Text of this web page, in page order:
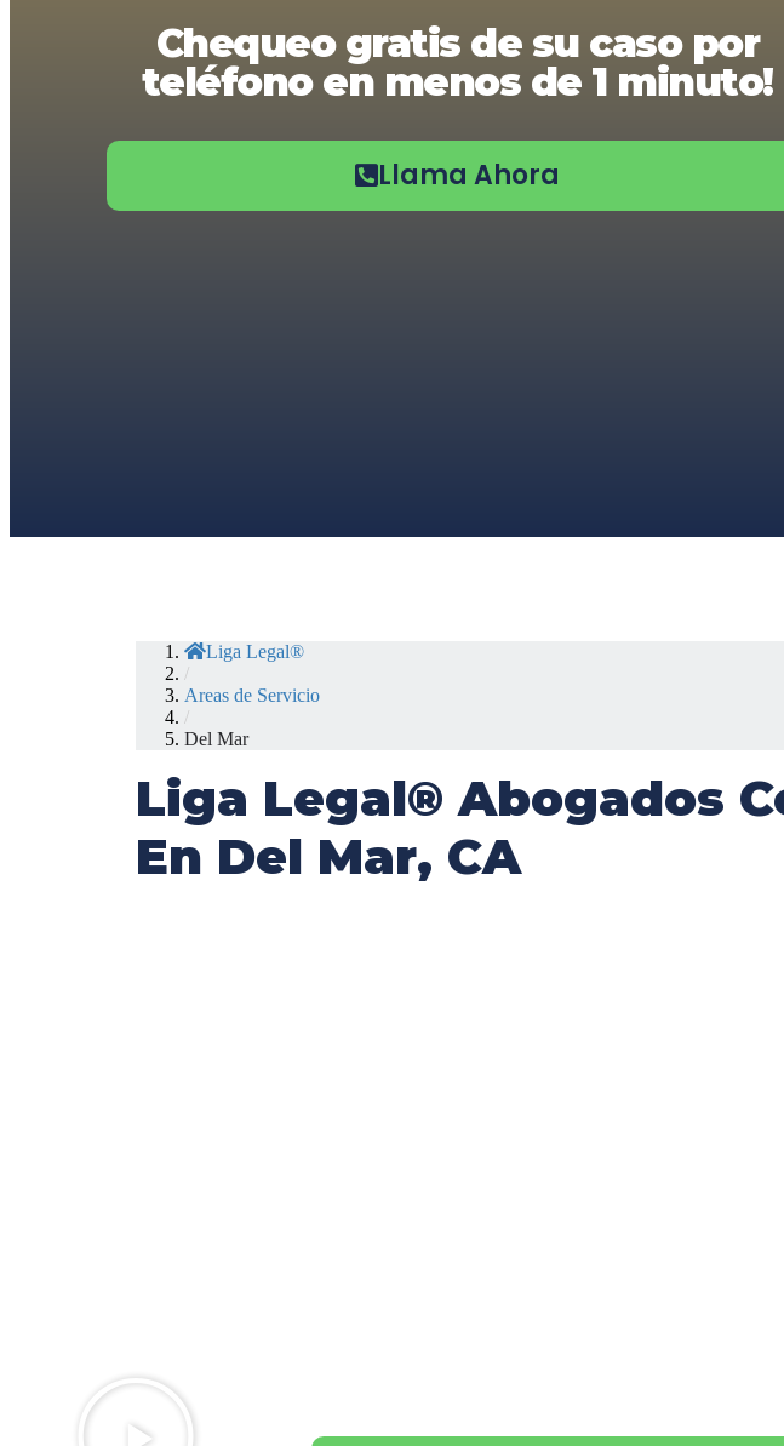
Chequeo gratis de su caso por
teléfono en menos de 1 minuto!
Llama Ahora
Liga Legal®
/
Areas de Servicio
/
Del Mar
Liga Legal® Abogados
En Del Mar, CA